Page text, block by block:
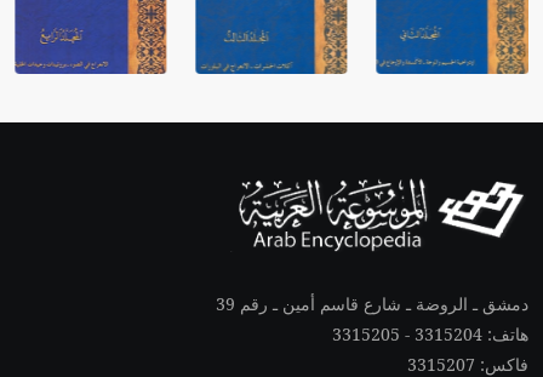
دمشق ـ الروضة ـ شارع قاسم أمين ـ رقم 39
هاتف: 3315204 - 3315205
فاكس: 3315207